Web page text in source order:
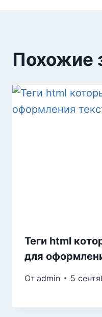
Похожие
Теги html
для
От admin 5